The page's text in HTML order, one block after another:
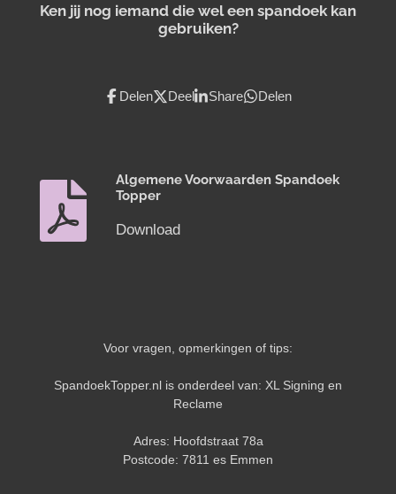
Ken jij nog iemand die wel een spandoek kan
gebruiken?
Delen Deel Share Delen
Algemene Voorwaarden Spandoek
Topper
Download
Voor vragen, opmerkingen of tips:
SpandoekTopper.nl is onderdeel van: XL Signing en
Reclame
Adres: Hoofdstraat 78a
Postcode: 7811 es Emmen